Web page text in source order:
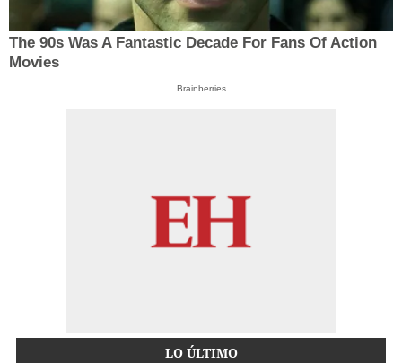
The 90s Was A Fantastic Decade For Fans Of Action
Movies
Brainberries
LO ÚLTIMO